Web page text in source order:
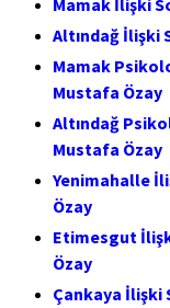
Altındağ İlişki
Mamak
Mustafa Özay
Altındağ
Mustafa Özay
Yenimahalle
Özay
Etimesgut
Özay
Çankaya İlişki